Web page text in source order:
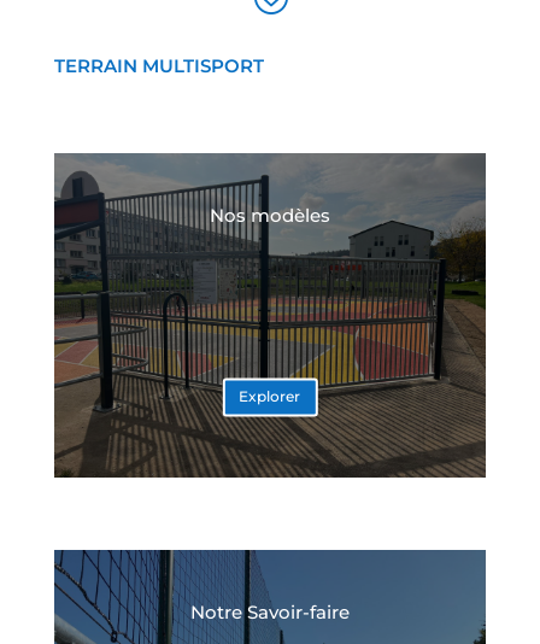
TERRAIN MULTISPORT
Nos modèles
Explorer
Notre Savoir-faire